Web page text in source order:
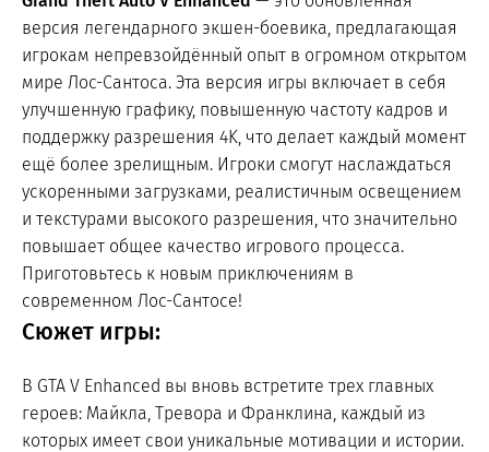
версия легендарного экшен-боевика, предлагающая
игрокам непревзойдённый опыт в огромном открытом
мире Лос-Сантоса. Эта версия игры включает в себя
улучшенную графику, повышенную частоту кадров и
поддержку разрешения 4K, что делает каждый момент
ещё более зрелищным. Игроки смогут наслаждаться
ускоренными загрузками, реалистичным освещением
и текстурами высокого разрешения, что значительно
повышает общее качество игрового процесса.
Приготовьтесь к новым приключениям в
современном Лос-Сантосе!
Сюжет игры:
В GTA V Enhanced вы вновь встретите трех главных
героев: Майкла, Тревора и Франклина, каждый из
которых имеет свои уникальные мотивации и истории.